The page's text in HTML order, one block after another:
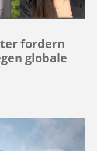
fordern
globale